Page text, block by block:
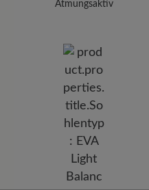
Atmungsaktiv